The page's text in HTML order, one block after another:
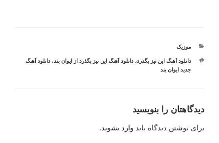
دسته‌ها
موزیک
برچسب‌ها
دانلود آهنگ این نیز بگذرد،دانلود آهنگ این نیز بگذرد از ایوان بند،دانلود آهنگ
جدید ایوان بند
دیدگاهتان را بنویسید
برای نوشتن دیدگاه باید وارد بشوید.